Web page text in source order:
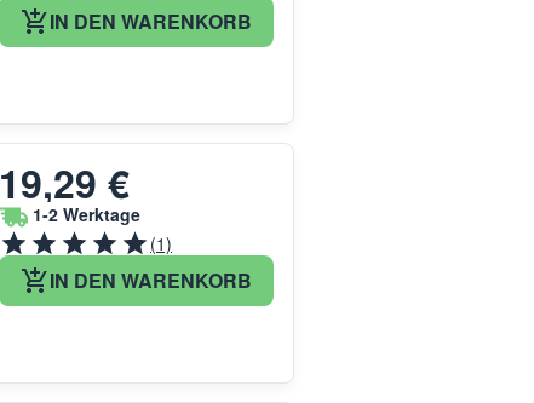
IN DEN WARENKORB
19,29 €
1-2 Werktage
(1)
IN DEN WARENKORB